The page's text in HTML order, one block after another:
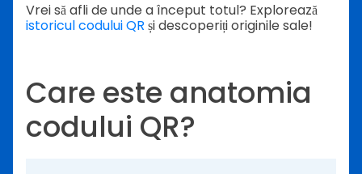
Vrei să afli de unde a început totul? Explorează
istoricul codului QR și descoperiți originile sale!
Care este anatomia
codului QR?